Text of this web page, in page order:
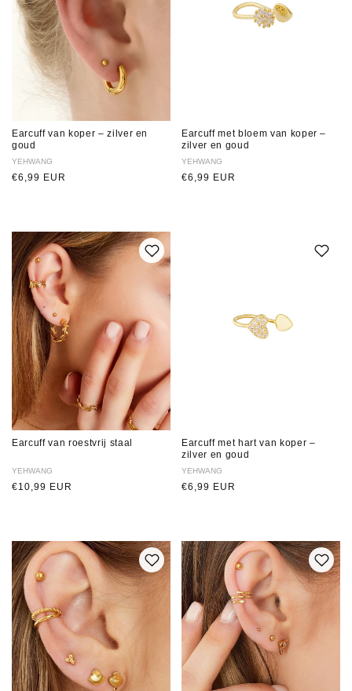
Earcuff van koper – zilver en
goud
Verkoper:
YEHWANG
Normale
€6,99 EUR
Earcuff met bloem van koper –
zilver en goud
Verkoper:
YEHWANG
Normale
€6,99 EUR
Earcuff van roestvrij staal
Verkoper:
YEHWANG
Normale
€10,99 EUR
Earcuff met hart van koper –
zilver en goud
Verkoper:
YEHWANG
Normale
€6,99 EUR